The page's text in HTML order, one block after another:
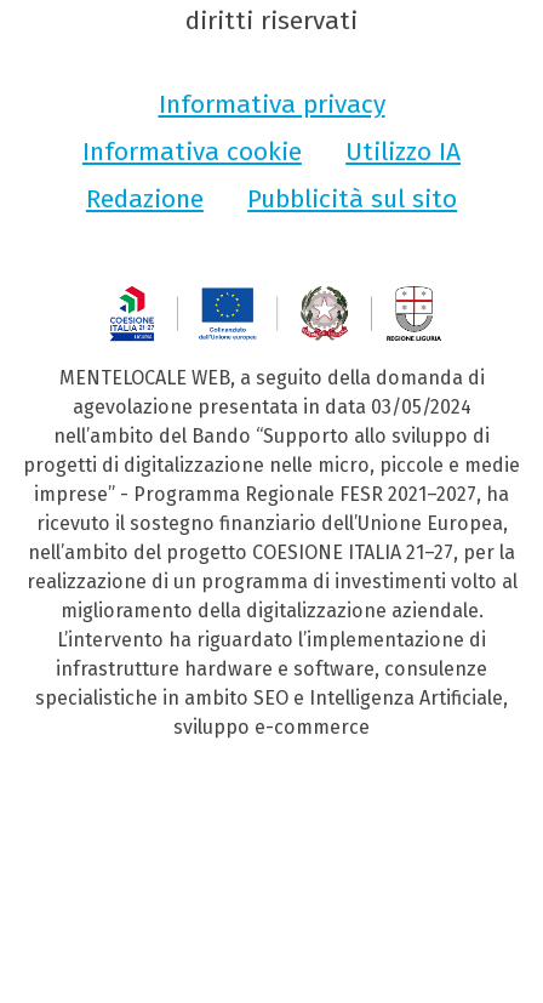
diritti riservati
Informativa privacy
Informativa cookie
Utilizzo IA
Redazione
Pubblicità sul sito
MENTELOCALE WEB, a seguito della domanda di
agevolazione presentata in data 03/05/2024
nell’ambito del Bando “Supporto allo sviluppo di
progetti di digitalizzazione nelle micro, piccole e medie
imprese” - Programma Regionale FESR 2021–2027, ha
ricevuto il sostegno finanziario dell’Unione Europea,
nell’ambito del progetto COESIONE ITALIA 21–27, per la
realizzazione di un programma di investimenti volto al
miglioramento della digitalizzazione aziendale.
L’intervento ha riguardato l’implementazione di
infrastrutture hardware e software, consulenze
specialistiche in ambito SEO e Intelligenza Artificiale,
sviluppo e-commerce